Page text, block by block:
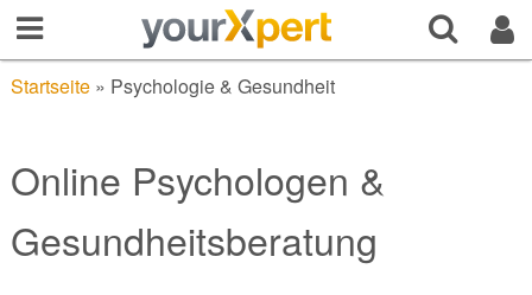
Startseite» Psychologie & Gesundheit
Online Psychologen &
Gesundheitsberatung